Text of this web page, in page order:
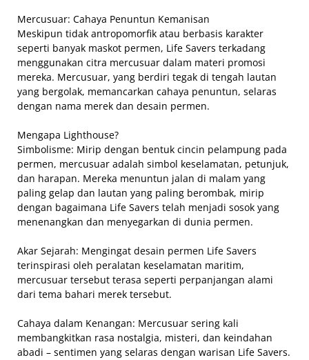
Mercusuar: Cahaya Penuntun Kemanisan
Meskipun tidak antropomorfik atau berbasis karakter
seperti banyak maskot permen, Life Savers terkadang
menggunakan citra mercusuar dalam materi promosi
mereka. Mercusuar, yang berdiri tegak di tengah lautan
yang bergolak, memancarkan cahaya penuntun, selaras
dengan nama merek dan desain permen.
Mengapa Lighthouse?
Simbolisme: Mirip dengan bentuk cincin pelampung pada
permen, mercusuar adalah simbol keselamatan, petunjuk,
dan harapan. Mereka menuntun jalan di malam yang
paling gelap dan lautan yang paling berombak, mirip
dengan bagaimana Life Savers telah menjadi sosok yang
menenangkan dan menyegarkan di dunia permen.
Akar Sejarah: Mengingat desain permen Life Savers
terinspirasi oleh peralatan keselamatan maritim,
mercusuar tersebut terasa seperti perpanjangan alami
dari tema bahari merek tersebut.
Cahaya dalam Kenangan: Mercusuar sering kali
membangkitkan rasa nostalgia, misteri, dan keindahan
abadi – sentimen yang selaras dengan warisan Life Savers.